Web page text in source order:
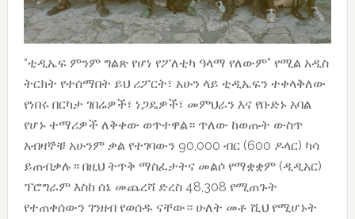
“ቲዲኤፍ ምንም ግልጽ የሆነ የፖለቲካ ዓላማ የለውም” የሚል አዲስ
ትርክት የተሰማበት ይህ ሪፖርት፣ አሁን ላይ ቲዲኤፍን ተቀላቅለው
የነበሩ በርካታ ገበሬዎች፣ ነጋዴዎች፣ መምህራን እና የቡድኑ አባል
የሆኑ ተማሪዎች ለቅቀው ወጥተዋል። ጥለው ከወጡት ውስጥ
አብዛኞቹ አሁንም ቃል የተገባውን 90,000 ብር (600 ዶላር) ካሳ
ይጠብቃሉ። በዚህ ትጥቅ ማስፈታትና መልሶ የማቋቋም (ዲዲአር)
ፕሮግራም እስከ ሰኔ መጨረሻ ድረስ 48,308 የሚጠጉት
የተጠቀሰውን ገንዘብ የወሰዱ ናቸው። ሁለት መቶ ሺህ የሚሆኑት